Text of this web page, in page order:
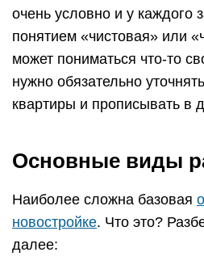
очень условно и у каждого
понятием «чистовая» или
может пониматься что-то
нужно обязательно
квартиры и прописывать в
Основные виды
Наиболее сложна базовая
новостройке. Что это?
далее: